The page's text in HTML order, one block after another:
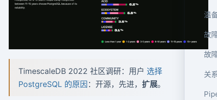
温
故
故
关
TimescaleDB 2022 社区调研：用户 选择
PostgreSQL 的原因 ：开源，先进， 扩展。